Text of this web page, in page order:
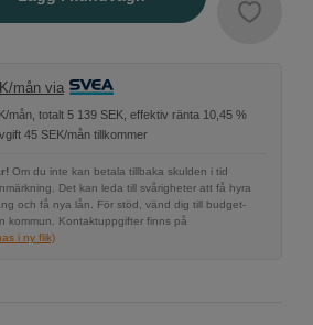
mån via
mån, totalt 5 139 SEK, effektiv ränta 10,45 %
45 SEK/mån tillkommer
Om du inte kan betala tillbaka skulden i tid
Det kan leda till svårigheter att få hyra
och få nya lån. För stöd, vänd dig till budget-
kommun. Kontaktuppgifter finns på
i ny flik)